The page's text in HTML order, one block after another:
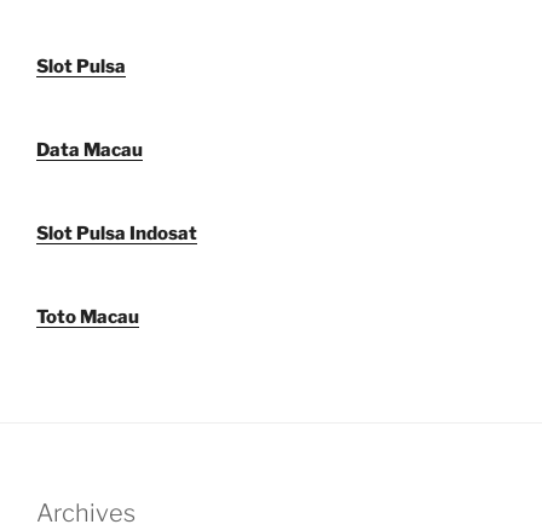
Slot Pulsa
Data Macau
Slot Pulsa Indosat
Toto Macau
Archives